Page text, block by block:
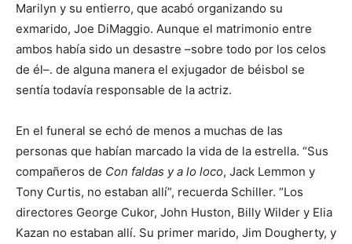
Marilyn y su entierro, que acabó organizando su
exmarido, Joe DiMaggio. Aunque el matrimonio entre
ambos había sido un desastre –sobre todo por los celos
de él–. de alguna manera el exjugador de béisbol se
sentía todavía responsable de la actriz.
En el funeral se echó de menos a muchas de las
personas que habían marcado la vida de la estrella. “Sus
compañeros de Con faldas y a lo loco, Jack Lemmon y
Tony Curtis, no estaban allí”, recuerda Schiller. “Los
directores George Cukor, John Huston, Billy Wilder y Elia
Kazan no estaban allí. Su primer marido, Jim Dougherty, y